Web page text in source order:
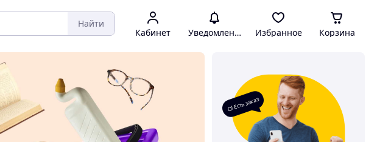
Найти
Кабинет Уведомления Избранное Корзина
О! Есть заказ